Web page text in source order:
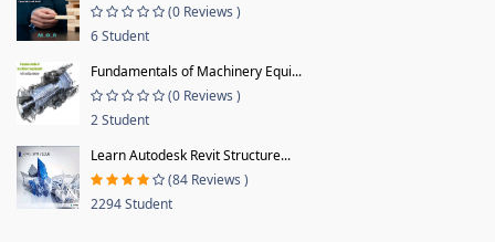
(0 Reviews )
6 Student
Fundamentals of Machinery Equi...
(0 Reviews )
2 Student
Learn Autodesk Revit Structure...
(84 Reviews )
2294 Student